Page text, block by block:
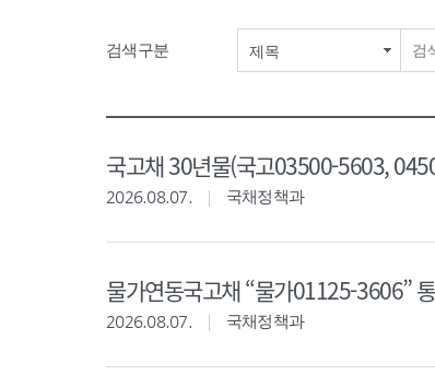
검색구분 제목
국고채 30년물(국고03500-5603,
2026.08.07. 국채정책과
물가연동국고채 “물가01125-3606”
2026.08.07. 국채정책과